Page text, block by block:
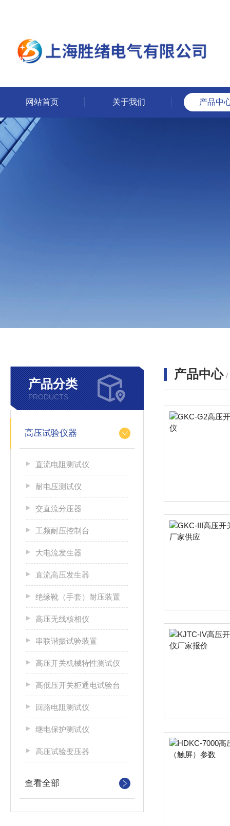
网站首页 关于我们 产品中
产品分类
PRODUCTS
高压试验仪器
直流电阻测试仪
耐电压测试仪
交直流分压器
工频耐压控制台
大电流发生器
直流高压发生器
绝缘靴（手套）耐压装置
高压无线核相仪
串联谐振试验装置
高压开关机械特性测试仪
高低压开关柜通电试验台
回路电阻测试仪
继电保护测试仪
高压试验变压器
查看全部
产品中心 /